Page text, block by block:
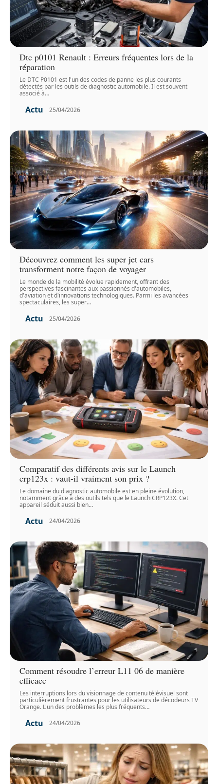
Dtc p0101 Renault : Erreurs fréquentes lors de la
réparation
Le DTC P0101 est l'un des codes de panne les plus courants
détectés par les outils de diagnostic automobile. Il est souvent
associé à…
Actu 25/04/2026
Découvrez comment les super jet cars
transforment notre façon de voyager
Le monde de la mobilité évolue rapidement, offrant des
perspectives fascinantes aux passionnés d'automobiles,
d'aviation et d'innovations technologiques. Parmi les avancées
spectaculaires, les super…
Actu 25/04/2026
Comparatif des différents avis sur le Launch
crp123x : vaut-il vraiment son prix ?
Le domaine du diagnostic automobile est en pleine évolution,
notamment grâce à des outils tels que le Launch CRP123X. Cet
appareil séduit aussi bien…
Actu 24/04/2026
Comment résoudre l’erreur L11 06 de manière
efficace
Les interruptions lors du visionnage de contenu télévisuel sont
particulièrement frustrantes pour les utilisateurs de décodeurs TV
Orange. L'un des problèmes les plus fréquents…
Actu 24/04/2026